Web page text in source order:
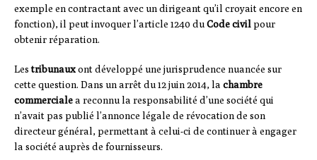
exemple en contractant avec un dirigeant qu’il croyait encore en
fonction), il peut invoquer l’article 1240 duCode civilpour
obtenir réparation.
Lestribunauxont développé une jurisprudence nuancée sur
cette question. Dans un arrêt du 12 juin 2014, la chambre
commercialea reconnu la responsabilité d’une société qui
n’avait pas publié l’annonce légale de révocation de son
directeur général, permettant à celui-ci de continuer à engager
la société auprès de fournisseurs.